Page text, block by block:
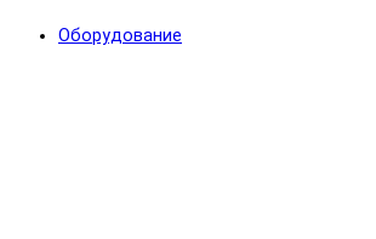
Оборудование